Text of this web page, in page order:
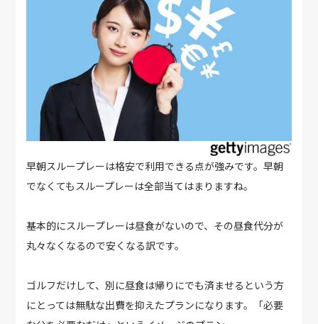
早朝スループレーは格安で利用できる点が強みです。早朝
でなくてもスループレーは全部当てはまりますね。
基本的にスループレーは昼食がないので、その昼食代分が
丸々なくなるので安くなる訳です。
ゴルフだけして、別に昼食は帰りにでも済ませるという方
にとっては無駄な出費を抑えたプランになります。「必要